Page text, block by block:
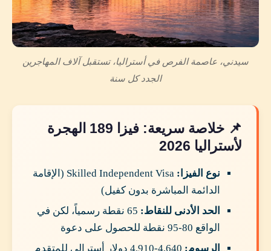
سيدني، عاصمة الفرص في أستراليا، تستقبل آلاف المهاجرين
الجدد كل سنة
📌 خلاصة سريعة: فيزا 189 الهجرة
لأستراليا 2026
نوع الفيزا:
Skilled Independent Visa (الإقامة
الدائمة المباشرة بدون كفيل)
الحد الأدنى للنقاط:
65 نقطة رسمياً، لكن في
الواقع 80-95 نقطة للحصول على دعوة
الرسوم:
4,640-4,910 دولار أسترالي للمتقدم